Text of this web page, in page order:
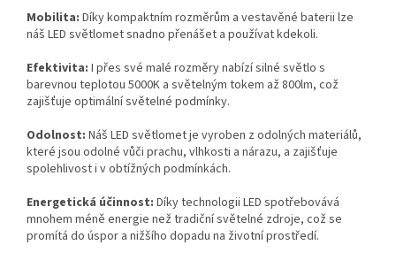
Mobilita: Díky kompaktním rozměrům a vestavěné baterii lze
náš LED světlomet snadno přenášet a používat kdekoli.
Efektivita: I přes své malé rozměry nabízí silné světlo s
barevnou teplotou 5000K a světelným tokem až 800lm, což
zajišťuje optimální světelné podmínky.
Odolnost: Náš LED světlomet je vyroben z odolných materiálů,
které jsou odolné vůči prachu, vlhkosti a nárazu, a zajišťuje
spolehlivost i v obtížných podmínkách.
Energetická účinnost: Díky technologii LED spotřebovává
mnohem méně energie než tradiční světelné zdroje, což se
promítá do úspor a nižšího dopadu na životní prostředí.